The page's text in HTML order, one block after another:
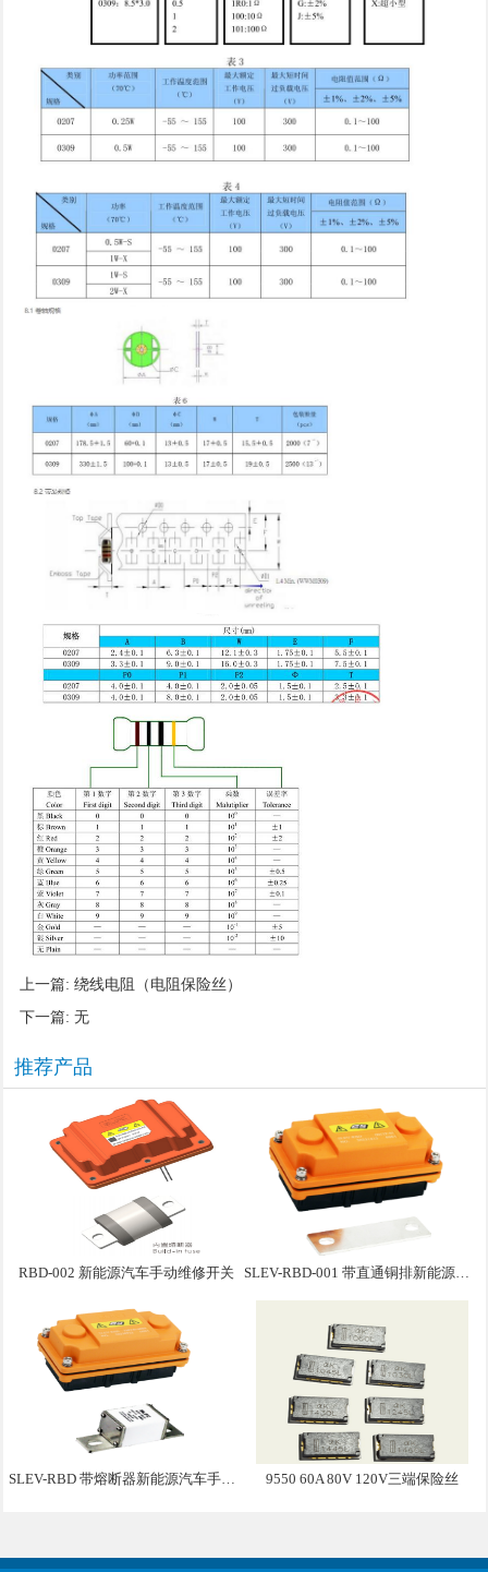
上一篇: 绕线电阻（电阻保险丝）
下一篇: 无
推荐产品
RBD-002 新能源汽车手动维修开关 SLEV-RBD-001 带直通铜排新能源汽车手动维修盒子
SLEV-RBD 带熔断器新能源汽车手动维修盒子 9550 60A 80V 120V三端保险丝